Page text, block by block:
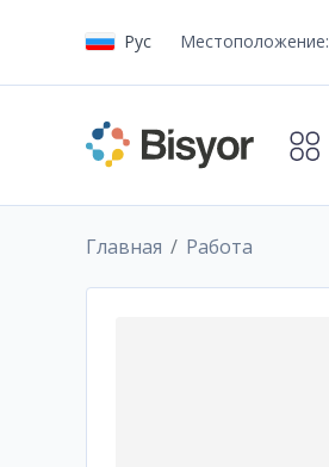
Рус Местоположение:
Главная Работа